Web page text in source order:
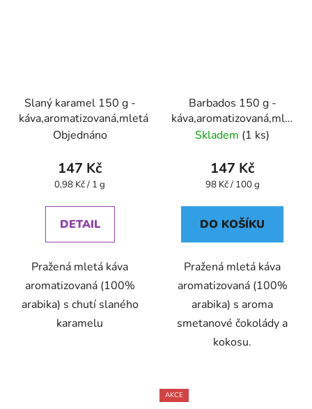
Slaný karamel 150 g -
káva,aromatizovaná,mletá
Objednáno
147 Kč
Měrná
0,98 Kč / 1 g
DETAIL
Pražená mletá káva
aromatizovaná (100%
arabika) s chutí slaného
karamelu
Barbados 150 g -
káva,aromatizovaná,mletá
- Oxalis
Skladem (1 ks)
147 Kč
Měrná
98 Kč / 100 g
DO KOŠÍKU
Pražená mletá káva
aromatizovaná (100%
arabika) s aroma
smetanové čokolády a
kokosu.
AKCE